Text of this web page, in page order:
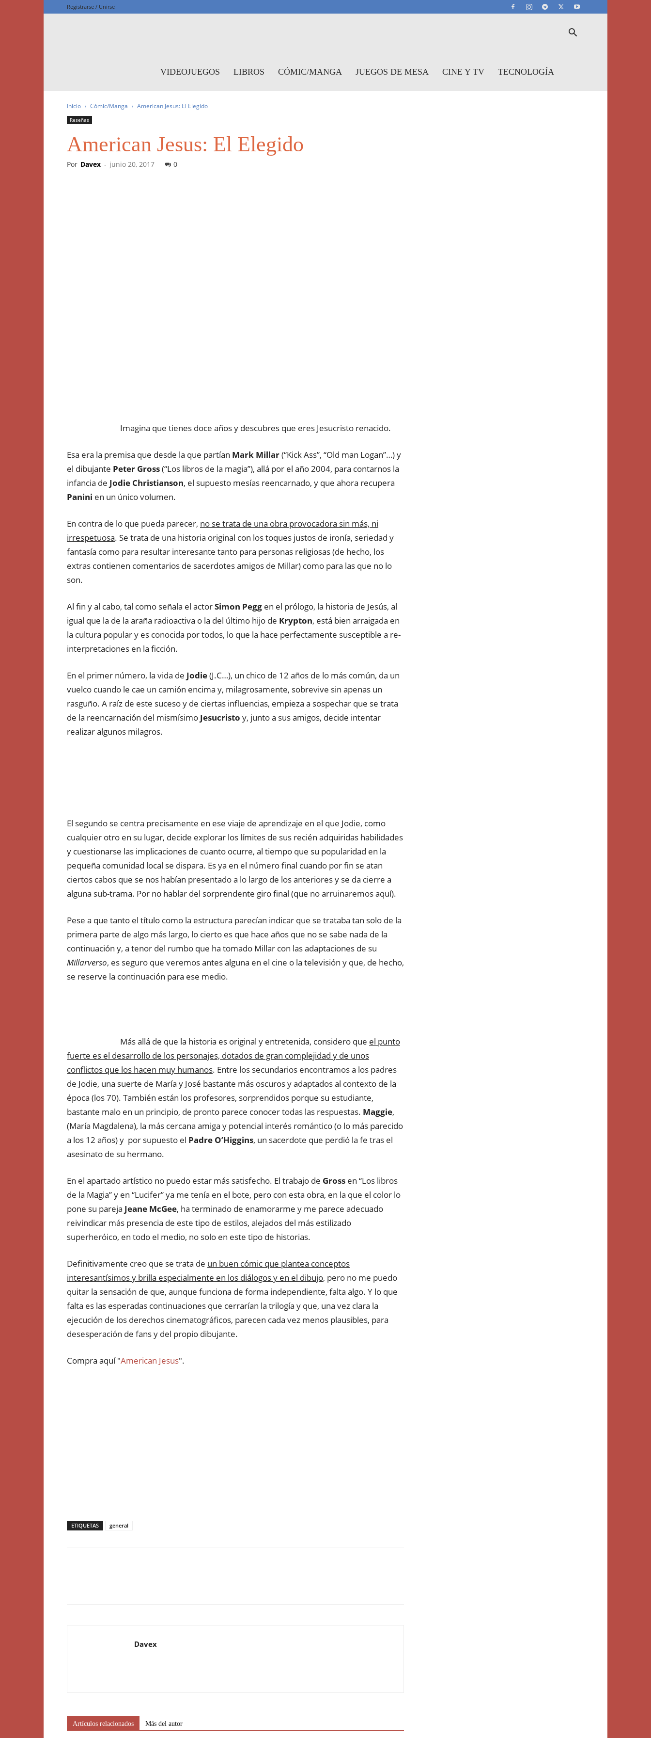
Registrarse / Unirse
VIDEOJUEGOS LIBROS CÓMIC/MANGA JUEGOS DE MESA CINE Y TV TECNOLOGÍA
Inicio Cómic/Manga American Jesus: El Elegido
Reseñas
American Jesus: El Elegido
Por Davex - junio 20, 2017 0
Imagina que tienes doce años y descubres que eres Jesucristo renacido.
Esa era la premisa que desde la que partían Mark Millar(“Kick Ass”, “Old man Logan”…) y
el dibujante Peter Gross(“Los libros de la magia”), allá por el año 2004, para contarnos la
infancia de Jodie Christianson, el supuesto mesías reencarnado, y que ahora recupera
Panini en un único volumen.
En contra de lo que pueda parecer, no se trata de una obra provocadora sin más, ni
irrespetuosa. Se trata de una historia original con los toques justos de ironía, seriedad y
fantasía como para resultar interesante tanto para personas religiosas (de hecho, los
extras contienen comentarios de sacerdotes amigos de Millar) como para las que no lo
son.
Al fin y al cabo, tal como señala el actorSimon Pegg en el prólogo, la historia de Jesús, al
igual que la de la araña radioactiva o la del último hijo de Krypton, está bien arraigada en
la cultura popular y es conocida por todos, lo que la hace perfectamente susceptible a re-
interpretaciones en la ficción.
En el primer número, la vida de Jodie(J.C…), un chico de 12 años de lo más común, da un
vuelco cuando le cae un camión encima y, milagrosamente, sobrevive sin apenas un
rasguño. A raíz de este suceso y de ciertas influencias, empieza a sospechar que se trata
de la reencarnación del mismísimo Jesucristo y, junto a sus amigos, decide intentar
realizar algunos milagros.
El segundo se centra precisamente en ese viaje de aprendizaje en el que Jodie, como
cualquier otro en su lugar, decide explorar los límites de sus recién adquiridas habilidades
y cuestionarse las implicaciones de cuanto ocurre, al tiempo que su popularidad en la
pequeña comunidad local se dispara. Es ya en el número final cuando por fin se atan
ciertos cabos que se nos habían presentado a lo largo de los anteriores y se da cierre a
alguna sub-trama. Por no hablar del sorprendente giro final (que no arruinaremos aquí).
Pese a que tanto el título como la estructura parecían indicar que se trataba tan solo de la
primera parte de algo más largo, lo cierto es que hace años que no se sabe nada de la
continuación y, a tenor del rumbo que ha tomado Millar con las adaptaciones de su
Millarverso, es seguro que veremos antes alguna en el cine o la televisión y que, de hecho,
se reserve la continuación para ese medio.
Más allá de que la historia es original y entretenida, considero que el punto
fuerte es el desarrollo de los personajes, dotados de gran complejidad y de unos
conflictos que los hacen muy humanos. Entre los secundarios encontramos a los padres
de Jodie, una suerte de María y José bastante más oscuros y adaptados al contexto de la
época (los 70). También están los profesores, sorprendidos porque su estudiante,
bastante malo en un principio, de pronto parece conocer todas las respuestas. Maggie,
(María Magdalena), la más cercana amiga y potencial interés romántico (o lo más parecido
a los 12 años) y por supuesto el Padre O’Higgins, un sacerdote que perdió la fe tras el
asesinato de su hermano.
En el apartado artístico no puedo estar más satisfecho. El trabajo de Gross en “Los libros
de la Magia” y en “Lucifer” ya me tenía en el bote, pero con esta obra, en la que el color lo
pone su pareja Jeane McGee, ha terminado de enamorarme y me parece adecuado
reivindicar más presencia de este tipo de estilos, alejados del más estilizado
superheróico, en todo el medio, no solo en este tipo de historias.
Definitivamente creo que se trata de un buen cómic que plantea conceptos
interesantísimos y brilla especialmente en los diálogos y en el dibujo, pero no me puedo
quitar la sensación de que, aunque funciona de forma independiente, falta algo. Y lo que
falta es las esperadas continuaciones que cerrarían la trilogía y que, una vez clara la
ejecución de los derechos cinematográficos, parecen cada vez menos plausibles, para
desesperación de fans y del propio dibujante.
Compra aquí "American Jesus".
ETIQUETAS general
Davex
Artículos relacionados Más del autor